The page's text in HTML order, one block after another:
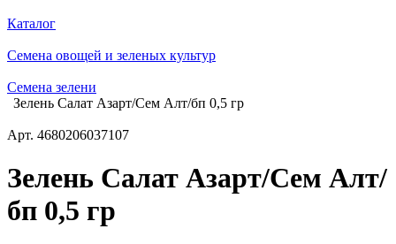
Каталог
Семена овощей и зеленых культур
Семена зелени
Зелень Салат Азарт/Сем Алт/бп 0,5 гр
Арт. 4680206037107
Зелень Салат Азарт/Сем Алт/
бп 0,5 гр